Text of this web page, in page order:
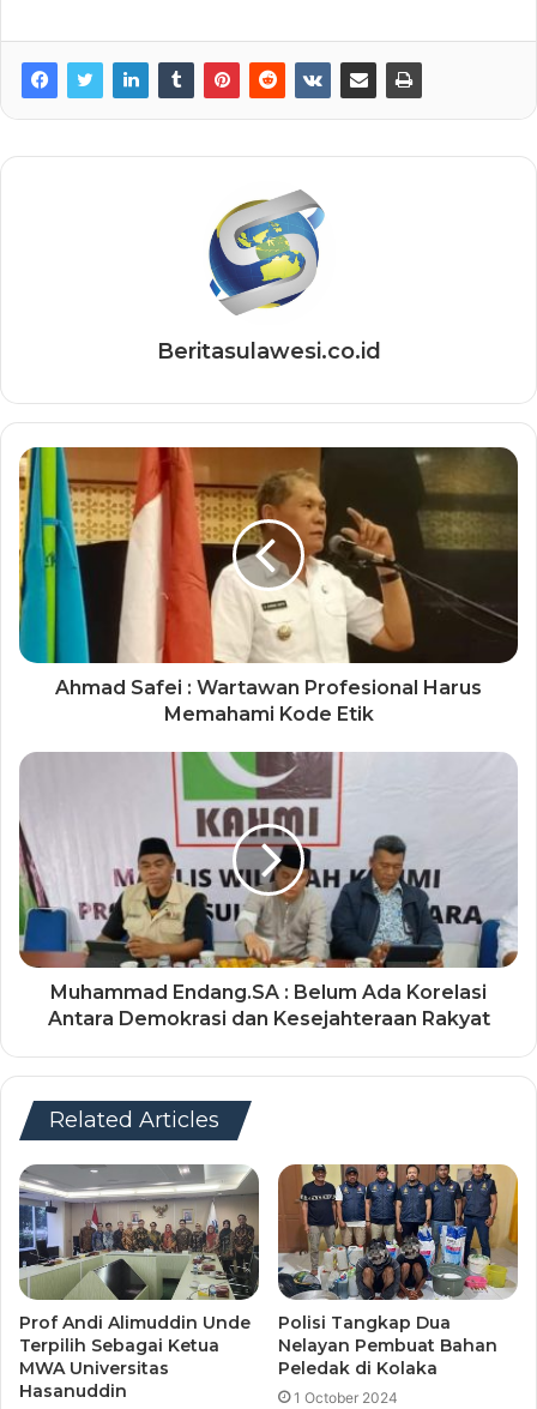
Beritasulawesi.co.id
Ahmad Safei : Wartawan Profesional Harus
Memahami Kode Etik
Muhammad Endang.SA : Belum Ada Korelasi
Antara Demokrasi dan Kesejahteraan Rakyat
Related Articles
Prof Andi Alimuddin Unde
Terpilih Sebagai Ketua
MWA Universitas
Hasanuddin
Polisi Tangkap Dua
Nelayan Pembuat Bahan
Peledak di Kolaka
1 October 2024